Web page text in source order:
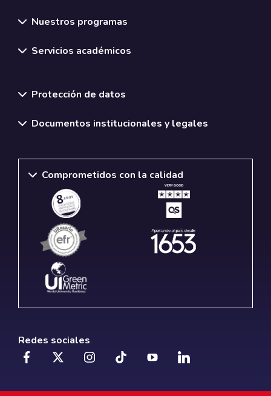
Nuestros programas
Servicios académicos
Protección de datos
Documentos institucionales y legales
Comprometidos con la calidad
Redes sociales